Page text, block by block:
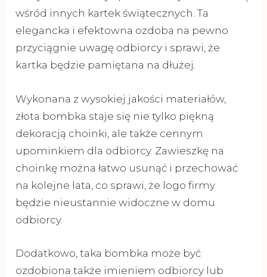
wśród innych kartek świątecznych. Ta
elegancka i efektowna ozdoba na pewno
przyciągnie uwagę odbiorcy i sprawi, że
kartka będzie pamiętana na dłużej.
Wykonana z wysokiej jakości materiałów,
złota bombka staje się nie tylko piękną
dekoracją choinki, ale także cennym
upominkiem dla odbiorcy. Zawieszkę na
choinkę można łatwo usunąć i przechować
na kolejne lata, co sprawi, że logo firmy
będzie nieustannie widoczne w domu
odbiorcy.
Dodatkowo, taka bombka może być
ozdobiona także imieniem odbiorcy lub